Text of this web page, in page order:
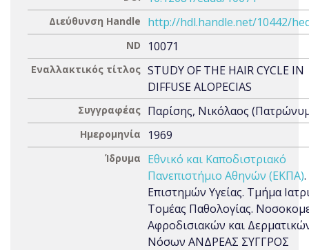
Διεύθυνση Handle http://hdl.handle.net/10442/
ND 10071
Εναλλακτικός τίτλος STUDY OF THE HAIR CYCLE IN
DIFFUSE ALOPECIAS
Συγγραφέας Παρίσης, Νικόλαος
Ημερομηνία 1969
Ίδρυμα
Εθνικό και Καποδιστριακό
Πανεπιστήμιο Αθηνών (ΕΚΠΑ)
Επιστημών Υγείας. Τμήμα
Τομέας Παθολογίας.
Αφροδισιακών και
Νόσων ΑΝΔΡΕΑΣ ΣΥΓΓΡΟΣ